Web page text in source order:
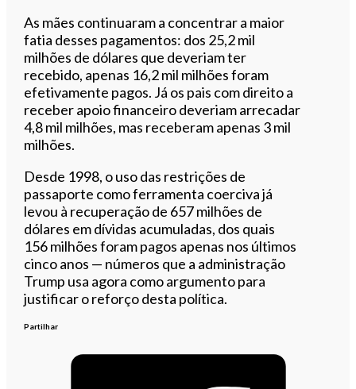
As mães continuaram a concentrar a maior
fatia desses pagamentos: dos 25,2 mil
milhões de dólares que deveriam ter
recebido, apenas 16,2 mil milhões foram
efetivamente pagos. Já os pais com direito a
receber apoio financeiro deveriam arrecadar
4,8 mil milhões, mas receberam apenas 3 mil
milhões.
Desde 1998, o uso das restrições de
passaporte como ferramenta coerciva já
levou à recuperação de 657 milhões de
dólares em dívidas acumuladas, dos quais
156 milhões foram pagos apenas nos últimos
cinco anos — números que a administração
Trump usa agora como argumento para
justificar o reforço desta política.
Partilhar